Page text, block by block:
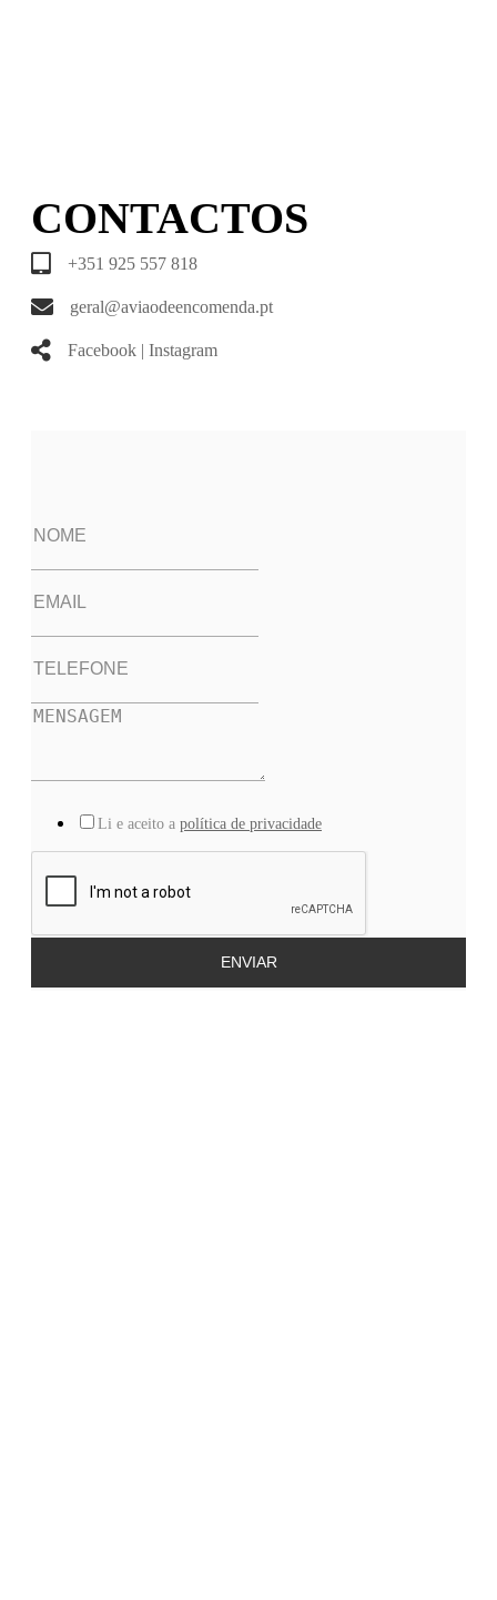
CONTACTOS
+351 925 557 818
geral@aviaodeencomenda.pt
Facebook | Instagram
Li e aceito a política de privacidade
ENVIAR